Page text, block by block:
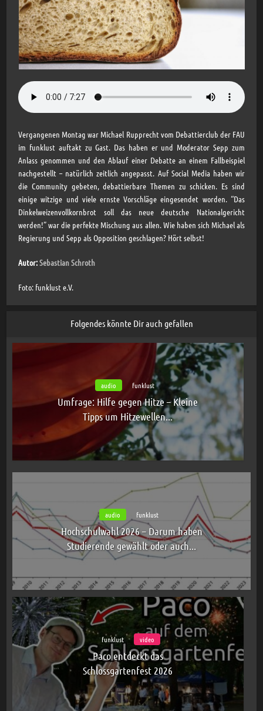
Vergangenen Montag war Michael Rupprecht vom Debattierclub der FAU
im funklust auftakt zu Gast. Das haben er und Moderator Sepp zum
Anlass genommen und den Ablauf einer Debatte an einem Fallbeispiel
nachgestellt – natürlich zeitlich angepasst. Auf Social Media haben wir
die Community gebeten, debattierbare Themen zu schicken. Es sind
einige witzige und viele ernste Vorschläge eingesendet worden. “Das
Dinkelweizenvollkornbrot soll das neue deutsche Nationalgericht
werden!” war die perfekte Mischung aus allen. Wie haben sich Michael als
Regierung und Sepp als Opposition geschlagen? Hört selbst!
Autor:Sebastian Schroth
Foto: funklust e.V.
Folgendes könnte Dir auch gefallen
audio funklust
Umfrage: Hilfe gegen Hitze – Kleine
Tipps um Hitzewellen...
audio funklust
Hochschulwahl 2026 – Darum haben
Studierende gewählt oder auch...
funklust video
Paco entdeckt das
Schlossgartenfest 2026